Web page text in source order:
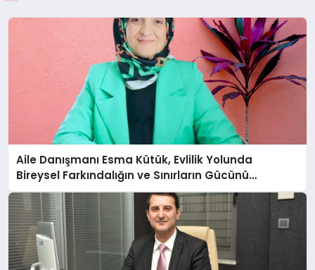
Aile Danışmanı Esma Kütük, Evlilik Yolunda
Bireysel Farkındalığın ve Sınırların Gücünü
Anlatıyor